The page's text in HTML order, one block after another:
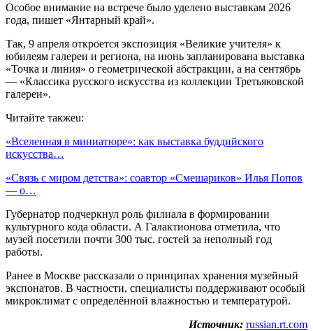
Особое внимание на встрече было уделено выставкам 2026
года, пишет «Янтарный край».
Так, 9 апреля откроется экспозиция «Великие учителя» к
юбилеям галереи и региона, на июнь запланирована выставка
«Точка и линия» о геометрической абстракции, а на сентябрь
— «Классика русского искусства из коллекции Третьяковской
галереи».
Читайте такжеu:
«Вселенная в миниатюре»: как выставка буддийского
искусства…
«Связь с миром детства»: соавтор «Смешариков» Илья Попов
— о…
Губернатор подчеркнул роль филиала в формировании
культурного кода области. А Галактионова отметила, что
музей посетили почти 300 тыс. гостей за неполный год
работы.
Ранее в Москве рассказали о принципах хранения музейный
экспонатов. В частности, специалисты поддерживают особый
микроклимат с определённой влажностью и температурой.
Источник: russian.rt.com